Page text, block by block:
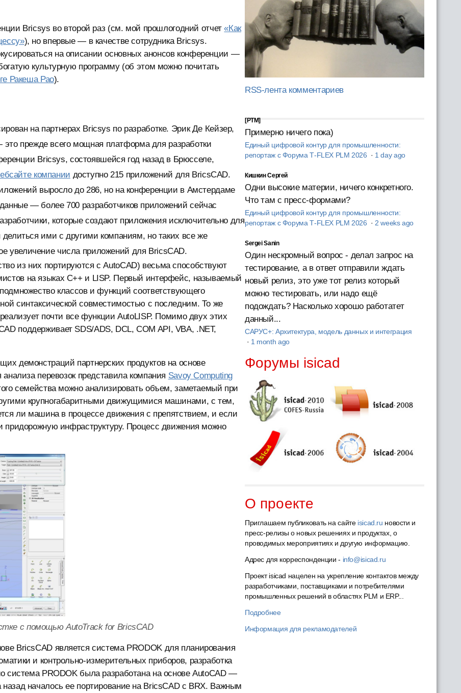
Bricsys во второй раз (см. мой прошлогодний отчет«Как
), но впервые — в качестве сотрудника Bricsys.
на описании основных анонсов конференции —
культурную программу (об этом можно почитать
Ракеша Рао).
на партнерах Bricsys по разработке. Эрик Де Кейзер,
прежде всего мощная платформа для разработки
Bricsys, состоявшейся год назад в Брюсселе,
компании доступно 215 приложений для BricsCAD.
выросло до 286, но на конференции в Амстердаме
— более 700 разработчиков приложений сейчас
которые создают приложения исключительно для
ими с другими компаниям, но таких все же
увеличение числа приложений для BricsCAD.
из них портируются с AutoCAD) весьма способствуют
на языках С++ и LISP. Первый интерфейс, называемый
классов и функций соответствующего
синтаксической совместимостью с последним. То же
почти все функции AutoLISP. Помимо двух этих
поддерживает SDS/ADS, DCL, COM API, VBA, .NET,
демонстраций партнерских продуктов на основе
перевозок представила компания Savoy Computing
семейства можно анализировать объем, заметаемый при
крупногабаритными движущимися машинами, с тем,
ли машина в процессе движения с препятствием, и если
придорожную инфраструктуру. Процесс движения можно
с помощью AutoTrack for BricsCAD
BricsCAD является система PRODOK для планирования
и контрольно-измерительных приборов, разработка
система PRODOK была разработана на основе AutoCAD —
началось ее портирование на BricsCAD с BRX. Важным
RSS-лента комментариев
[PTM]
Примерно ничего пока)
Единый цифровой контур для промышленности:
репортаж с Форума T‑FLEX PLM 2026 · 1 day ago
Кишкин Сергей
Одни высокие материи, ничего конкретного.
Что там с пресс-формами?
Единый цифровой контур для промышленности:
репортаж с Форума T‑FLEX PLM 2026 · 2 weeks ago
Sergei Sanin
Один нескромный вопрос - делал запрос на
тестирование, а в ответ отправили ждать
новый релиз, это уже тот релиз который
можно тестировать, или надо ещё
подождать? Насколько хорошо работатет
данный...
САРУС+: Архитектура, модель данных и интеграция
· 1 month ago
Форумы isicad
О проекте
Приглашаем публиковать на сайте isicad.ru новости и
пресс-релизы о новых решениях и продуктах, о
проводимых мероприятиях и другую информацию.
Адрес для корреспонденции - info@isicad.ru
Проект isicad нацелен на укрепление контактов между
разработчиками, поставщиками и потребителями
промышленных решений в областях PLM и ERP...
Подробнее
Информация для рекламодателей